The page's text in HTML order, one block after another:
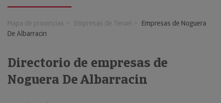
Mapa de provincias Empresas de Teruel
Empresas de Noguera
De Albarracin
Directorio de empresas de
Noguera De Albarracin